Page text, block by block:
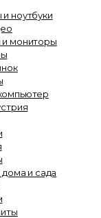
ноутбуки
мониторы
дома и сада